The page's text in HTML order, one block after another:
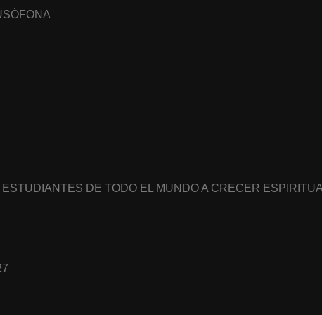
DE TODO EL MUNDO A CRECER